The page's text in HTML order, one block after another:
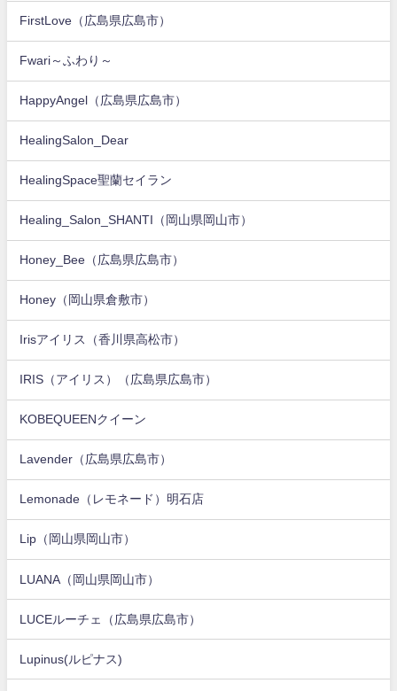
FirstLove（広島県広島市）
Fwari～ふわり～
HappyAngel（広島県広島市）
HealingSalon_Dear
HealingSpace聖蘭セイラン
Healing_Salon_SHANTI（岡山県岡山市）
Honey_Bee（広島県広島市）
Honey（岡山県倉敷市）
Irisアイリス（香川県高松市）
IRIS（アイリス）（広島県広島市）
KOBEQUEENクイーン
Lavender（広島県広島市）
Lemonade（レモネード）明石店
Lip（岡山県岡山市）
LUANA（岡山県岡山市）
LUCEルーチェ（広島県広島市）
Lupinus(ルピナス)